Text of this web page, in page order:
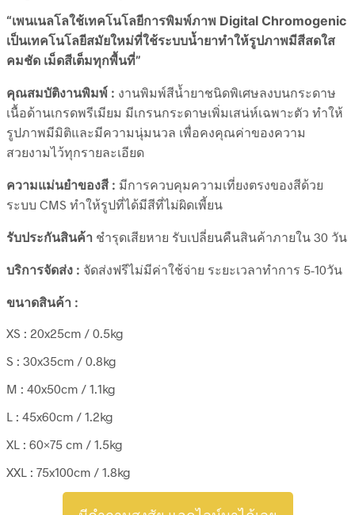
“เพนเนลโลใช้เทคโนโลยีการพิมพ์ภาพ Digital Chromogenic
เป็นเทคโนโลยีสมัยใหม่ที่ใช้ระบบน้ำยาทำให้รูปภาพมีสีสดใส
คมชัด เม็ดสีเต็มทุกพื้นที่”
คุณสมบัติงานพิมพ์ : งานพิมพ์สีน้ำยาชนิดพิเศษลงบนกระดาษ
เนื้อด้านเกรดพรีเมียม มีเกรนกระดาษเพิ่มเสน่ห์เฉพาะตัว ทำให้
รูปภาพมีมิติและมีความนุ่มนวล เพื่อคงคุณค่าของความ
สวยงามไว้ทุกรายละเอียด
ความแม่นยำของสี : มีการควบคุมความเที่ยงตรงของสีด้วย
ระบบ CMS ทำให้รูปที่ได้มีสีที่ไม่ผิดเพี้ยน
รับประกันสินค้า ชำรุดเสียหาย รับเปลี่ยนคืนสินค้าภายใน 30 วัน
บริการจัดส่ง : จัดส่งฟรีไม่มีค่าใช้จ่าย ระยะเวลาทำการ 5-10วัน
ขนาดสินค้า :
XS : 20x25cm / 0.5kg
S : 30x35cm / 0.8kg
M : 40x50cm / 1.1kg
L : 45x60cm / 1.2kg
XL : 60×75 cm / 1.5kg
XXL : 75x100cm / 1.8kg